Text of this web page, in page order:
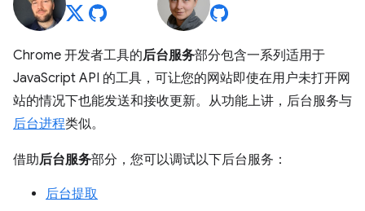
Chrome 开发者工具的后台服务部分包含一系列适用于
JavaScript API 的工具，可让您的网站即使在用户未打开网
站的情况下也能发送和接收更新。从功能上讲，后台服务与
后台进程类似。
借助后台服务部分，您可以调试以下后台服务：
后台提取